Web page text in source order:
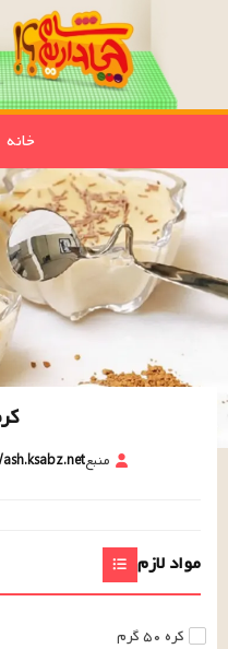
خانه
منبع
مواد لازم
کره ۵۰گرم